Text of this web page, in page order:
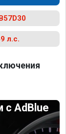
л.с.
с AdBlue